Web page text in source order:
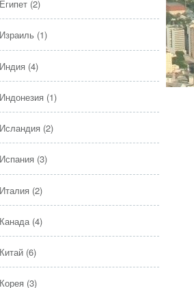
Египет (2)
Израиль (1)
Индия (4)
Индонезия (1)
Исландия (2)
Испания (3)
Италия (2)
Канада (4)
Китай (6)
Корея (3)